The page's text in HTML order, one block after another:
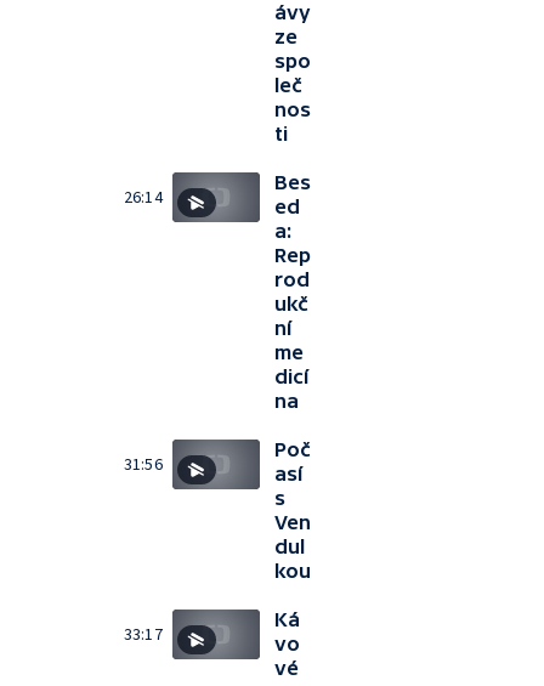
ávy
ze
spo
leč
nos
ti
26:14
Bes
ed
a:
Rep
rod
ukč
ní
me
dicí
na
31:56
Poč
así
s
Ven
dul
kou
33:17
Ká
vo
vé